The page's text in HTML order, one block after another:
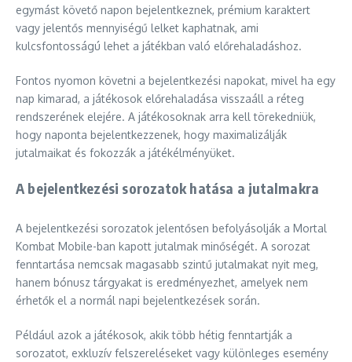
egymást követő napon bejelentkeznek, prémium karaktert
vagy jelentős mennyiségű lelket kaphatnak, ami
kulcsfontosságú lehet a játékban való előrehaladáshoz.
Fontos nyomon követni a bejelentkezési napokat, mivel ha egy
nap kimarad, a játékosok előrehaladása visszaáll a réteg
rendszerének elejére. A játékosoknak arra kell törekedniük,
hogy naponta bejelentkezzenek, hogy maximalizálják
jutalmaikat és fokozzák a játékélményüket.
A bejelentkezési sorozatok hatása a jutalmakra
A bejelentkezési sorozatok jelentősen befolyásolják a Mortal
Kombat Mobile-ban kapott jutalmak minőségét. A sorozat
fenntartása nemcsak magasabb szintű jutalmakat nyit meg,
hanem bónusz tárgyakat is eredményezhet, amelyek nem
érhetők el a normál napi bejelentkezések során.
Például azok a játékosok, akik több hétig fenntartják a
sorozatot, exkluzív felszereléseket vagy különleges esemény